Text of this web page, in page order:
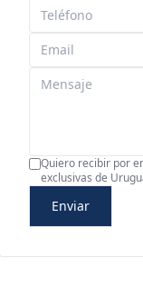
Quiero recibir por
exclusivas de
Enviar